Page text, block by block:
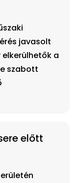
javasolt
a
szabott
előtt